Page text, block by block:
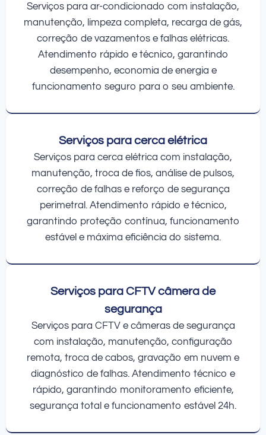
Serviços para ar-condicionado com instalação,
manutenção, limpeza completa, recarga de gás,
correção de vazamentos e falhas elétricas.
Atendimento rápido e técnico, garantindo
desempenho, economia de energia e
funcionamento seguro para o seu ambiente.
Serviços para cerca elétrica
Serviços para cerca elétrica com instalação,
manutenção, troca de fios, análise de pulsos,
correção de falhas e reforço de segurança
perimetral. Atendimento rápido e técnico,
garantindo proteção contínua, funcionamento
estável e máxima eficiência do sistema.
Serviços para CFTV câmera de
segurança
Serviços para CFTV e câmeras de segurança
com instalação, manutenção, configuração
remota, troca de cabos, gravação em nuvem e
diagnóstico de falhas. Atendimento técnico e
rápido, garantindo monitoramento eficiente,
segurança total e funcionamento estável 24h.